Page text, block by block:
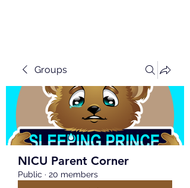
Groups
NICU Parent Corner
Public · 20 members